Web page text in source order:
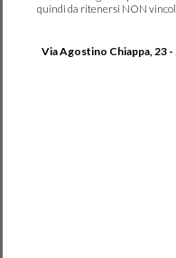
quindi da ritenersi NON
Via Agostino Chiappa, 23 -